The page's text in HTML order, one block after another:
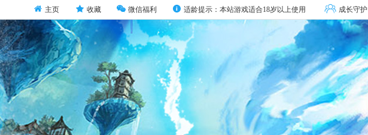
主页 收藏 微信福利 适龄提示：本站游戏适合18岁以上使用 成长守护